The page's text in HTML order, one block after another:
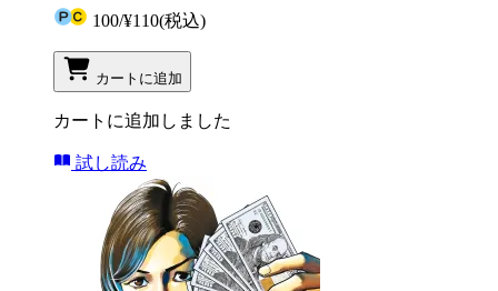
100/¥110(税込)
カートに追加
カートに追加しました
試し読み